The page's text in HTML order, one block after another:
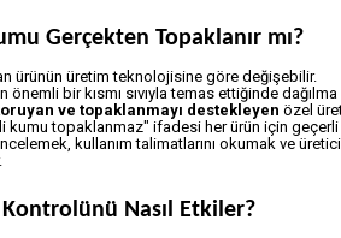
Gerçekten Topaklanır mı?
ürünün üretim teknolojisine göre değişebilir.
önemli bir kısmı sıvıyla temas ettiğinde
ve topaklanmayı destekleyen özel
kumu topaklanmaz" ifadesi her ürün için
kullanım talimatlarını okumak ve
Nasıl Etkiler?